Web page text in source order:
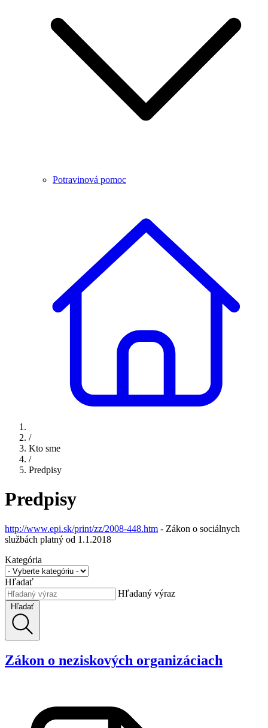
Potravinová pomoc
/
Kto sme
/
Predpisy
Predpisy
http://www.epi.sk/print/zz/2008-448.htm - Zákon o sociálnych
službách platný od 1.1.2018
Kategória
Hľadať
Hľadaný výraz
Hľadať
Zákon o neziskových organizáciach